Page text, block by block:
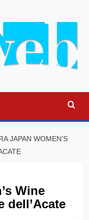
JAPAN WOMEN’S
Wine
dell’Acate